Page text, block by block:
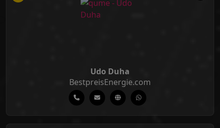
Udo Duha
BestpreisEnergie.com